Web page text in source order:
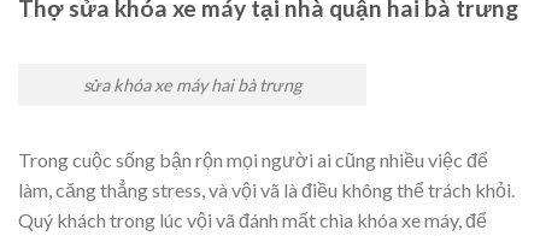
Thợ sửa khóa xe máy tại nhà quận hai bà trưng
sửa khóa xe máy hai bà trưng
Trong cuộc sống bận rộn mọi người ai cũng nhiều việc để
làm, căng thẳng stress, và vội vã là điều không thể trách khỏi.
Quý khách trong lúc vội vã đánh mất chìa khóa xe máy, để